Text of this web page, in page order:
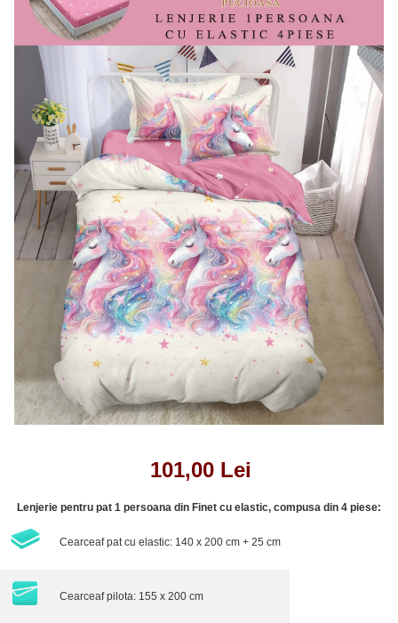
Lenjerii de pat Bumbac Poplin
Lenjerii de pat Catifea
Lenjerii de pat Damasc
Lenjerii de pat Finet + 2 Draperii
Lenjerii de pat Finet cu PLIURI
Lenjerii de pat finet Home
Lenjerii de pat Saten 4 piese cu
elastic
101,00 Lei
Lenjerie pentru pat 1 persoana din Finet cu elastic, compusa din 4 piese:
Cearceaf pat cu elastic: 140 x 200 cm + 25 cm
Cearceaf pilota: 155 x 200 cm